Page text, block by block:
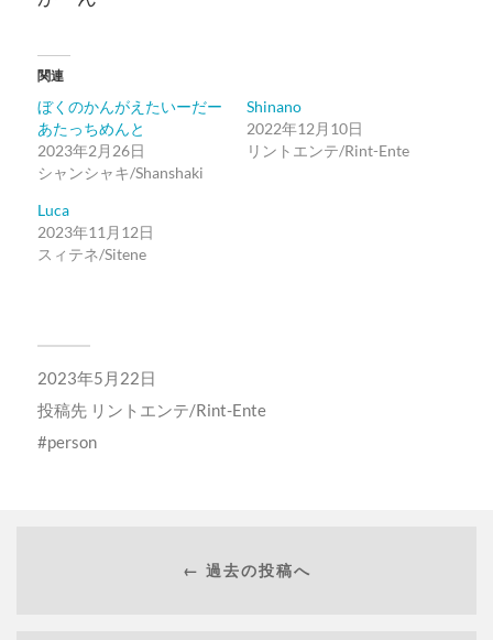
関連
ぼくのかんがえたいーだー
あたっちめんと
2023年2月26日
シャンシャキ/Shanshaki
Shinano
2022年12月10日
リントエンテ/Rint-Ente
Luca
2023年11月12日
スィテネ/Sitene
2023年5月22日
投稿先 リントエンテ/Rint-Ente
person
← 過去の投稿へ